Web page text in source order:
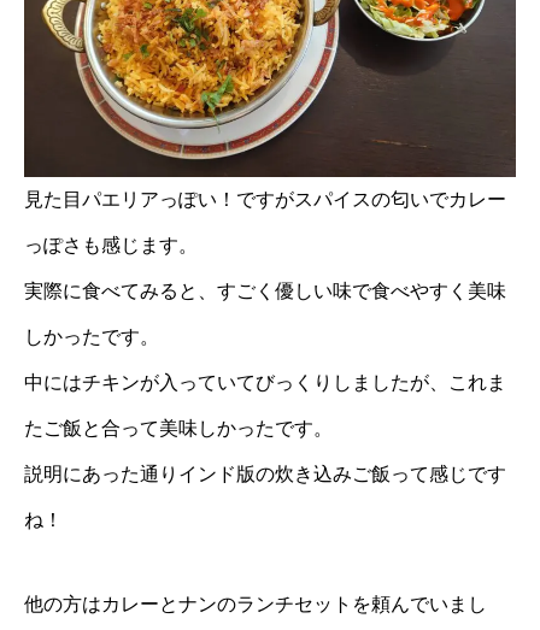
見た目パエリアっぽい！ですがスパイスの匂いでカレー
っぽさも感じます。
実際に食べてみると、すごく優しい味で食べやすく美味
しかったです。
中にはチキンが入っていてびっくりしましたが、これま
たご飯と合って美味しかったです。
説明にあった通りインド版の炊き込みご飯って感じです
ね！
他の方はカレーとナンのランチセットを頼んでいまし